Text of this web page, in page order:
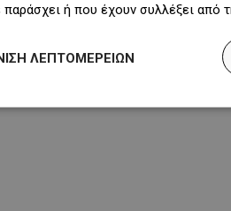
παράσχει ή που έχουν συλλέξει
ΛΕΠΤΟΜΕΡΕΙΏΝ